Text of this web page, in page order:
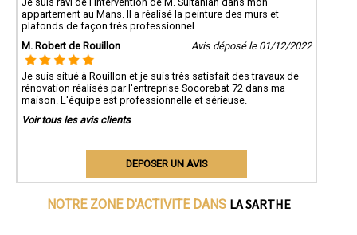
appartement au Mans. Il a réalisé la peinture des murs et
plafonds de façon très professionnel.
M. Robert de Rouillon
Avis déposé le 01/12/2022
Je suis situé à Rouillon et je suis très satisfait des travaux de
rénovation réalisés par l'entreprise Socorebat 72 dans ma
maison. L'équipe est professionnelle et sérieuse.
Voir tous les avis clients
DEPOSER UN AVIS
NOTRE ZONE D'ACTIVITE DANS LA SARTHE